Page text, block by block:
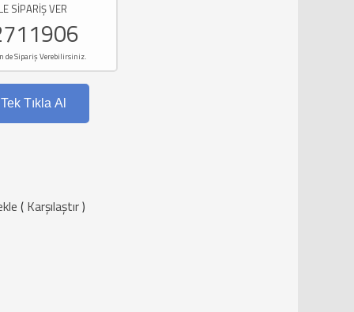
SİPARİŞ VER
de Sipariş Verebilirsiniz.
Tek Tıkla Al
( Karşılaştır)